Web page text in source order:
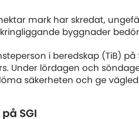
mark har skredat,
byggnader
i beredskap (TiB)
Under lördagen och
säkerheten och ge
på SGI